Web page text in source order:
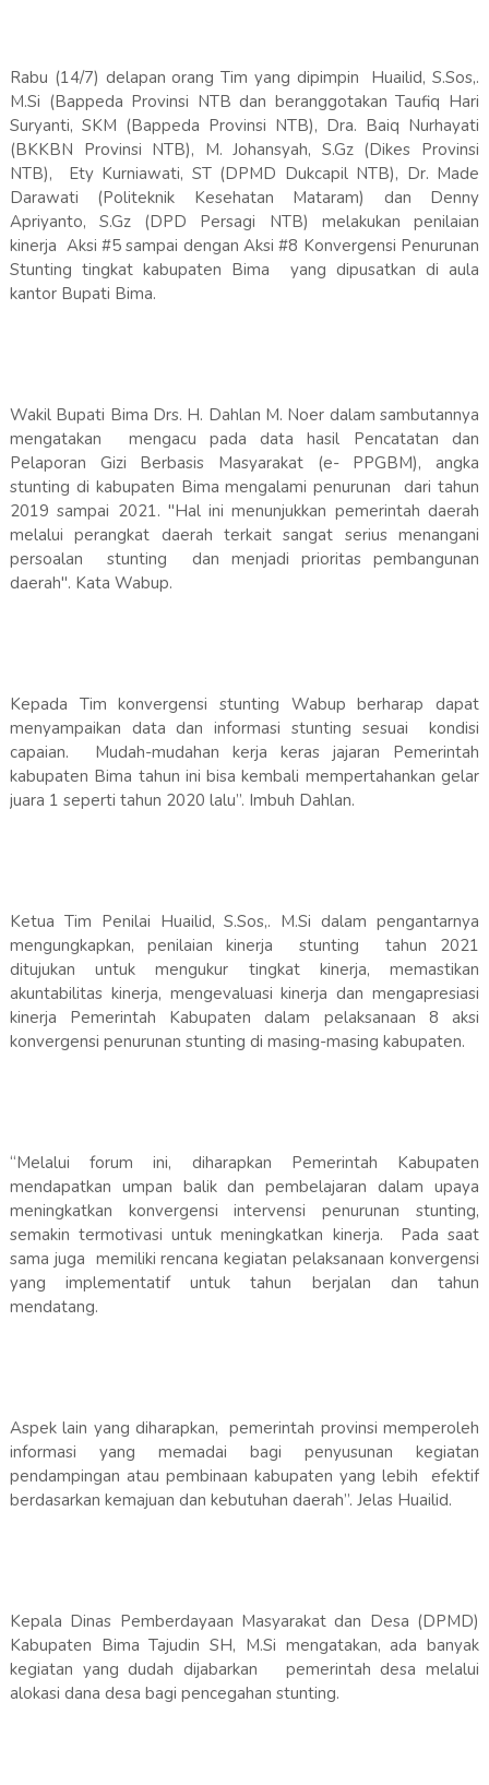
Rabu (14/7) delapan orang Tim yang dipimpin Huailid, S.Sos,.
M.Si (Bappeda Provinsi NTB dan beranggotakan Taufiq Hari
Suryanti, SKM (Bappeda Provinsi NTB), Dra. Baiq Nurhayati
(BKKBN Provinsi NTB), M. Johansyah, S.Gz (Dikes Provinsi
NTB), Ety Kurniawati, ST (DPMD Dukcapil NTB), Dr. Made
Darawati (Politeknik Kesehatan Mataram) dan Denny
Apriyanto, S.Gz (DPD Persagi NTB) melakukan penilaian
kinerja Aksi #5 sampai dengan Aksi #8 Konvergensi Penurunan
Stunting tingkat kabupaten Bima yang dipusatkan di aula
kantor Bupati Bima.
Wakil Bupati Bima Drs. H. Dahlan M. Noer dalam sambutannya
mengatakan mengacu pada data hasil Pencatatan dan
Pelaporan Gizi Berbasis Masyarakat (e- PPGBM), angka
stunting di kabupaten Bima mengalami penurunan dari tahun
2019 sampai 2021. "Hal ini menunjukkan pemerintah daerah
melalui perangkat daerah terkait sangat serius menangani
persoalan stunting dan menjadi prioritas pembangunan
daerah". Kata Wabup.
Kepada Tim konvergensi stunting Wabup berharap dapat
menyampaikan data dan informasi stunting sesuai kondisi
capaian. Mudah-mudahan kerja keras jajaran Pemerintah
kabupaten Bima tahun ini bisa kembali mempertahankan gelar
juara 1 seperti tahun 2020 lalu”. Imbuh Dahlan.
Ketua Tim Penilai Huailid, S.Sos,. M.Si dalam pengantarnya
mengungkapkan, penilaian kinerja stunting tahun 2021
ditujukan untuk mengukur tingkat kinerja, memastikan
akuntabilitas kinerja, mengevaluasi kinerja dan mengapresiasi
kinerja Pemerintah Kabupaten dalam pelaksanaan 8 aksi
konvergensi penurunan stunting di masing-masing kabupaten.
“Melalui forum ini, diharapkan Pemerintah Kabupaten
mendapatkan umpan balik dan pembelajaran dalam upaya
meningkatkan konvergensi intervensi penurunan stunting,
semakin termotivasi untuk meningkatkan kinerja. Pada saat
sama juga memiliki rencana kegiatan pelaksanaan konvergensi
yang implementatif untuk tahun berjalan dan tahun
mendatang.
Aspek lain yang diharapkan, pemerintah provinsi memperoleh
informasi yang memadai bagi penyusunan kegiatan
pendampingan atau pembinaan kabupaten yang lebih efektif
berdasarkan kemajuan dan kebutuhan daerah”. Jelas Huailid.
Kepala Dinas Pemberdayaan Masyarakat dan Desa (DPMD)
Kabupaten Bima Tajudin SH, M.Si mengatakan, ada banyak
kegiatan yang dudah dijabarkan pemerintah desa melalui
alokasi dana desa bagi pencegahan stunting.